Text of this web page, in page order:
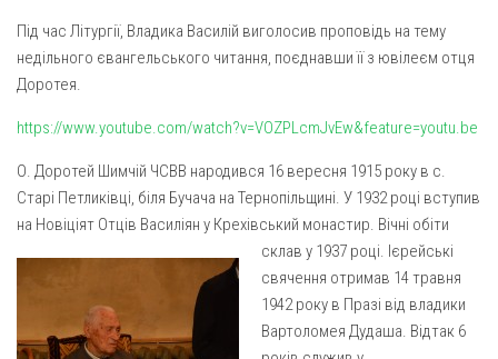
Св. Апостола Андрія Первозванного (с. Засулля)
Успіння Пресвятої Богородиці (м. Кременчук)
Успіння Пресвятої Богородиці (м. Лубни)
Парохії Сумської області
Введення в храм Богородиці (м. Суми)
Матері Божої Неустанної Помочі (м. Охтирка)
Монастирі
Свято-Покровський монастир оо Василіян
Під час Літургії, Владика Василій виголосив проповідь на тему
недільного євангельського читання, поєднавши її з ювілеєм отця
Доротея.
https://www.youtube.com/watch?v=VOZPLcmJvEw&feature=youtu.be
О. Доротей Шимчій ЧСВВ народився 16 вересня 1915 року в с.
Старі Петликівці, біля Бучача на Тернопільщині. У 1932 році вступив
на Новіціят Отців Василіян у Крехівський монастир. Вічні обіти
склав у 1937 році. Ієрейські
свячення отримав 14 травня
1942 року в Празі від владики
Вартоломея Дудаша. Відтак 6